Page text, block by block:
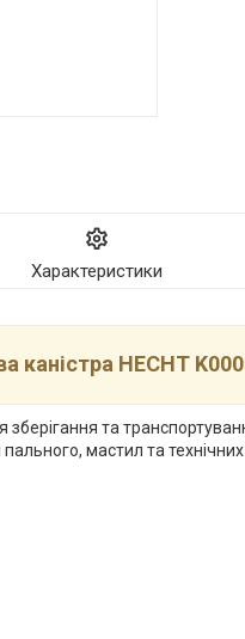
Характеристики
каністра HECHT
зберігання та
мастил та